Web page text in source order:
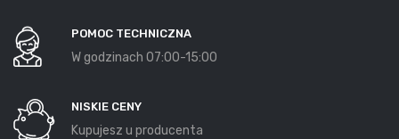
POMOC TECHNICZNA
W godzinach 07:00-15:00
NISKIE CENY
Kupujesz u producenta